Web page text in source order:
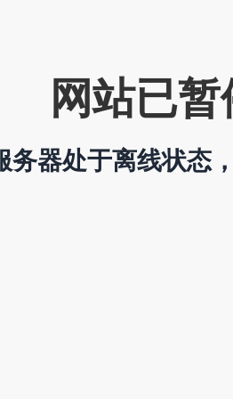
网站已
务器处于离线状态